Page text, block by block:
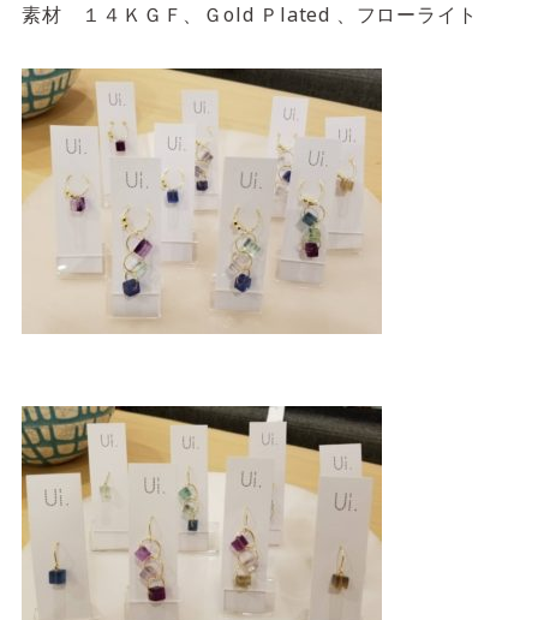
素材 １４ＫＧＦ、Ｇold Ｐlated 、フローライト